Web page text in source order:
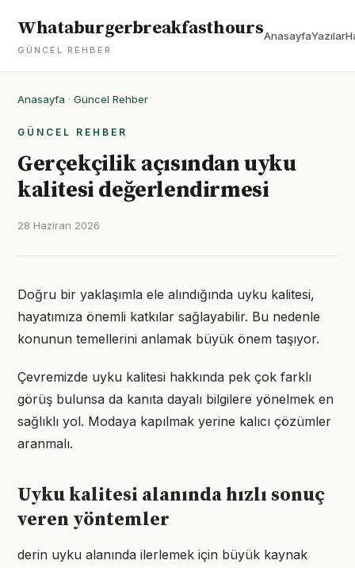
Whataburgerbreakfasthours
GÜNCEL REHBER
AnasayfaYazılar
Anasayfa · Güncel Rehber
GÜNCEL REHBER
Gerçekçilik açısından uyku
kalitesi değerlendirmesi
28 Haziran 2026
Doğru bir yaklaşımla ele alındığında uyku kalitesi,
hayatımıza önemli katkılar sağlayabilir. Bu nedenle
konunun temellerini anlamak büyük önem taşıyor.
Çevremizde uyku kalitesi hakkında pek çok farklı
görüş bulunsa da kanıta dayalı bilgilere yönelmek en
sağlıklı yol. Modaya kapılmak yerine kalıcı çözümler
aranmalı.
Uyku kalitesi alanında hızlı sonuç
veren yöntemler
derin uyku alanında ilerlemek için büyük kaynak